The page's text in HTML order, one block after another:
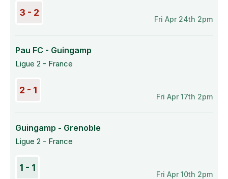
3 - 2
Fri Apr 24th 2pm
Pau FC - Guingamp
Ligue 2 - France
2 - 1
Fri Apr 17th 2pm
Guingamp - Grenoble
Ligue 2 - France
1 - 1
Fri Apr 10th 2pm